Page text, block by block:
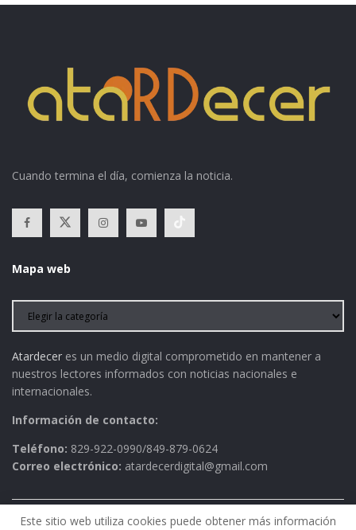
Cuando termina el día, comienza la noticia.
Mapa web
Atardecer es un medio digital comprometido en mantener a
nuestros lectores informados con noticias nacionales e
internacionales.
Información de contacto:
Teléfono: 829-922-0990/849-879-0624
Correo electrónico: atardecerdigital@gmail.com
Este sitio web utiliza cookies puede obtener más información